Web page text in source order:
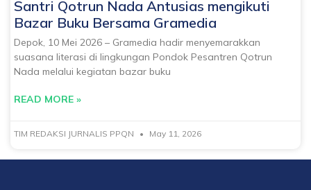
Santri Qotrun Nada Antusias mengikuti
Bazar Buku Bersama Gramedia
Depok, 10 Mei 2026 – Gramedia hadir menyemarakkan
suasana literasi di lingkungan Pondok Pesantren Qotrun
Nada melalui kegiatan bazar buku
READ MORE »
TIM REDAKSI JURNALIS PPQN May 11, 2026